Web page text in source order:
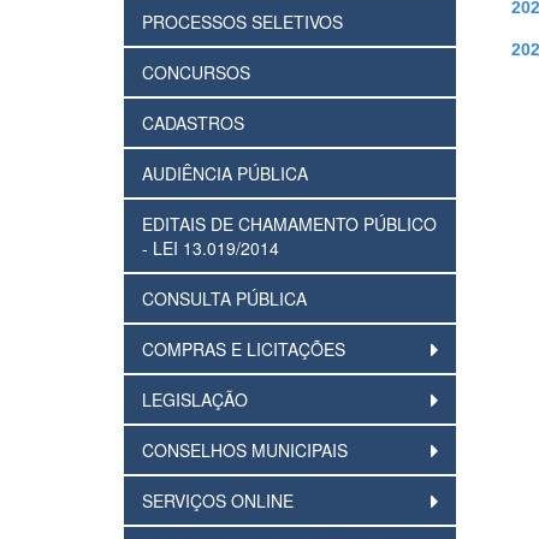
PROCESSOS SELETIVOS
CONCURSOS
CADASTROS
AUDIÊNCIA PÚBLICA
EDITAIS DE CHAMAMENTO PÚBLICO
- LEI 13.019/2014
CONSULTA PÚBLICA
COMPRAS E LICITAÇÕES
LEGISLAÇÃO
CONSELHOS MUNICIPAIS
SERVIÇOS ONLINE